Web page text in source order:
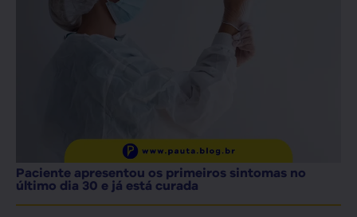
Paciente apresentou os primeiros sintomas no
último dia 30 e já está curada